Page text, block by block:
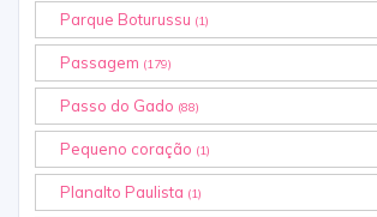
Parque Boturussu (1)
Passagem (179)
Passo do Gado (88)
Pequeno coração (1)
Planalto Paulista (1)